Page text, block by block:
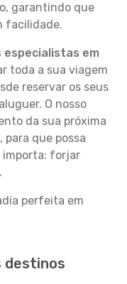
garantindo que
facilidade.
especialistas em
toda a sua viagem
reservar os seus
O nosso
da sua próxima
para que possa
importa: forjar
perfeita em
destinos